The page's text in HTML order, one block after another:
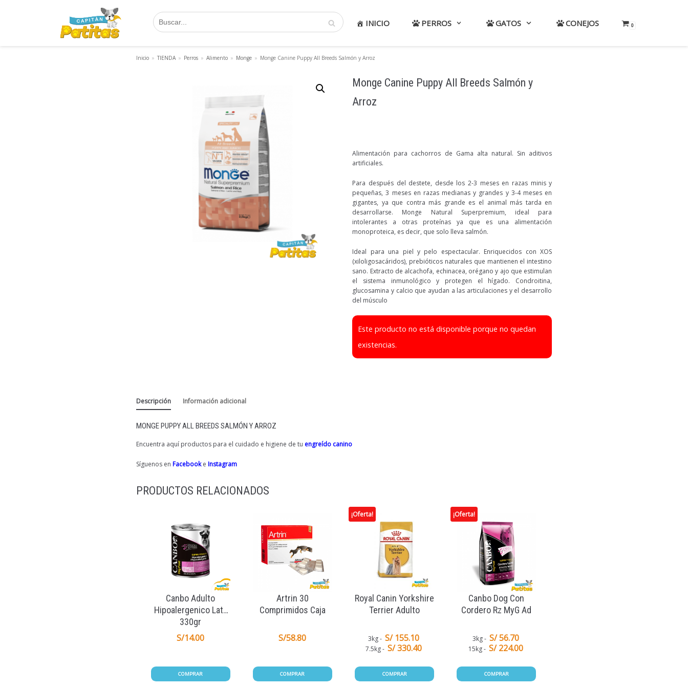
INICIO PERROS GATOS CONEJOS 0
Inicio » TIENDA » Perros » Alimento » Monge » Monge Canine Puppy All Breeds Salmón y Arroz
Monge Canine Puppy All Breeds Salmón y
Arroz
Alimentación para cachorros de Gama alta natural. Sin aditivos
artificiales.
Para después del destete, desde los 2-3 meses en razas minis y
pequeñas, 3 meses en razas medianas y grandes y 3-4 meses en
gigantes, ya que contra más grande es el animal más tarda en
desarrollarse. Monge Natural Superpremium, ideal para
intolerantes a otras proteínas ya que es una alimentación
monoproteica, es decir, que solo lleva salmón.
Ideal para una piel y pelo espectacular. Enriquecidos con XOS
(xiloligosacáridos), prebióticos naturales que mantienen el intestino
sano. Extracto de alcachofa, echinacea, orégano y ajo que estimulan
el sistema inmunológico y protegen el hígado. Condroitina,
glucosamina y calcio que ayudan a las articulaciones y el desarrollo
del músculo
Este producto no está disponible porque no quedan
existencias.
Descripción Información adicional
MONGE PUPPY ALL BREEDS SALMÓN Y ARROZ
Encuentra aquí productos para el cuidado e higiene de tu engreído canino
Síguenos en Facebooke Instagram
PRODUCTOS RELACIONADOS
Canbo Adulto
Hipoalergenico Lata
330gr
S/14.00
COMPRAR
Artrin 30
Comprimidos Caja
S/58.80
COMPRAR
¡Oferta!
Royal Canin Yorkshire
Terrier Adulto
3kg S/ 155.10
7.5kg S/ 330.40
COMPRAR
¡Oferta!
Canbo Dog Con
Cordero Rz MyG Ad
3kg S/ 56.70
15kg S/ 224.00
COMPRAR